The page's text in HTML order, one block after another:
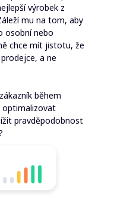
výrobek z
mu na tom, aby
osobní nebo
chce mít jistotu, že
a ne
během
optimalizovat
pravděpodobnost